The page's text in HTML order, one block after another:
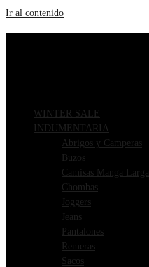
Ir al contenido
WINTER SALE
INDUMENTARIA
Abrigos y Camperas
Buzos
Camisas Manga Larga
Chombas
Joggers
Jeans
Pantalones
Remeras
Sacos